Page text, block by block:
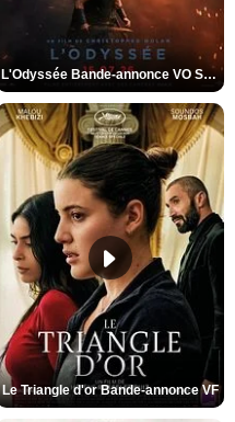
L'Odyssée Bande-annonce VO STFR
Le Triangle d'or Bande-annonce VF